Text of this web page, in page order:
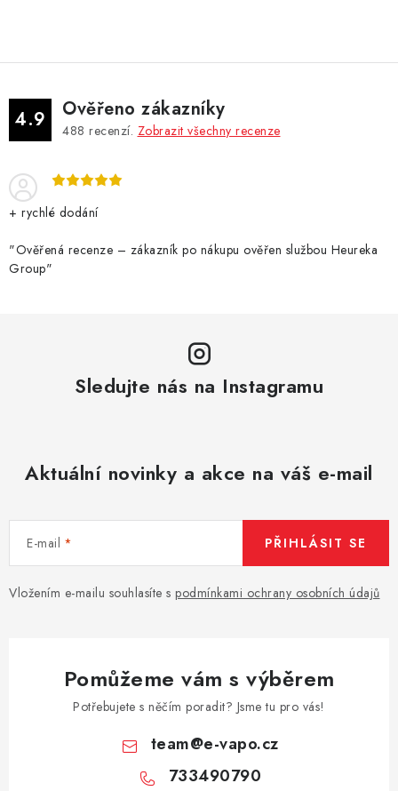
4.9 Ověřeno zákazníky
488 recenzí. Zobrazit všechny recenze
+ rychlé dodání
"Ověřená recenze – zákazník po nákupu ověřen službou Heureka
Group"
Sledujte nás na Instagramu
Aktuální novinky a akce na váš e-mail
E-mail
Vložením e-mailu souhlasíte s podmínkami ochrany osobních údajů
PŘIHLÁSIT SE
Pomůžeme vám s výběrem
Potřebujete s něčím poradit? Jsme tu pro vás!
team@e-vapo.cz
733490790